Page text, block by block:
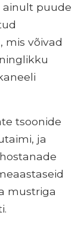
ainult puude
mis võivad
tsoonide
ja
mustriga